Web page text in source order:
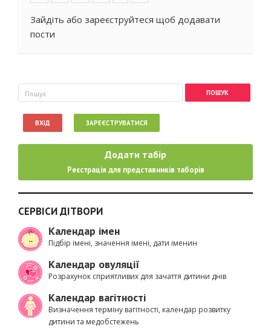
Зайдіть або зареєструйтеся щоб додавати
пости
Пошукова форма
Пошук
ВХІД ЗАРЕЄСТРУВАТИСЯ
Додати табір
Реєстрація для представників таборів
СЕРВІСИ ДІТВОРИ
Календар імен
Підбір імені, значення імені, дати іменин
Календар овуляції
Розрахунок сприятливих для зачаття дитини днів
Календар вагітності
Визначення терміну вагітності, календар розвитку
дитини та медобстежень